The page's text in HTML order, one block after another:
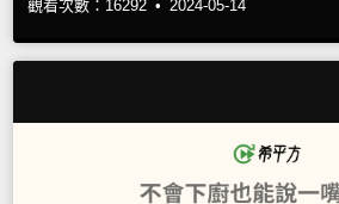
觀看次數：16292 • 2024-05-14